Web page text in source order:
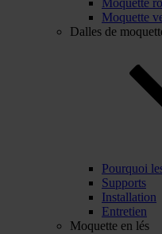
Moquette
Moquette
Dalles de
Pourquoi
Supports
Installation
Entretien
Moquette en lés